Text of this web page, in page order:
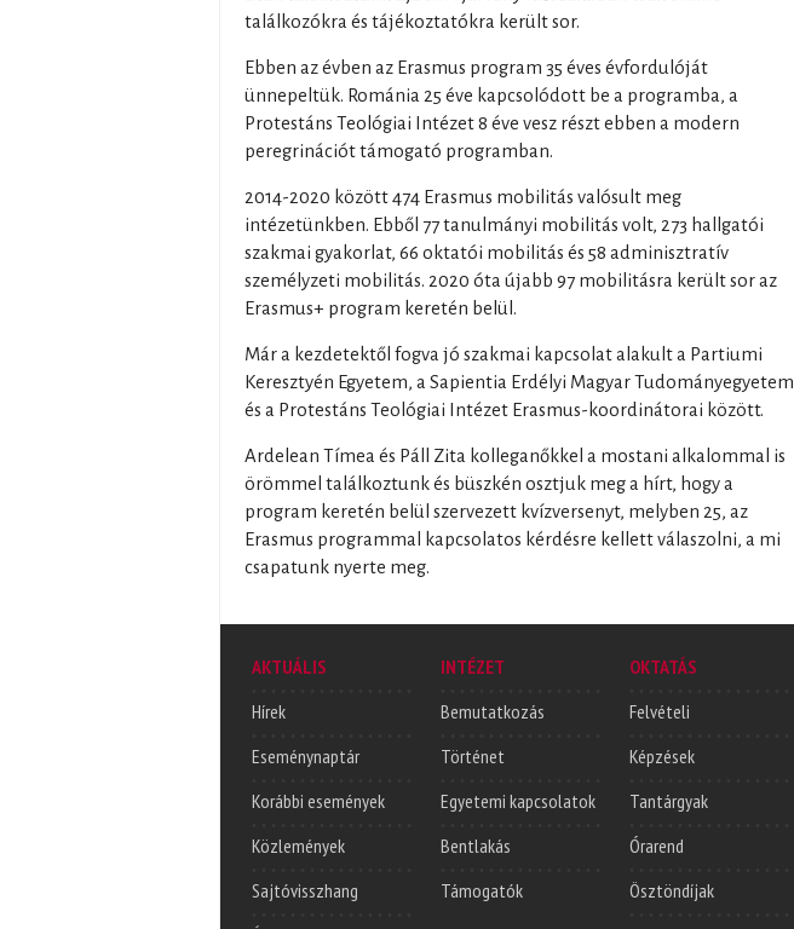
találkozókra és tájékoztatókra került sor.
Ebben az évben az Erasmus program 35 éves évfordulóját
ünnepeltük. Románia 25 éve kapcsolódott be a programba, a
Protestáns Teológiai Intézet 8 éve vesz részt ebben a modern
peregrinációt támogató programban.
2014-2020 között 474 Erasmus mobilitás valósult meg
intézetünkben. Ebből 77 tanulmányi mobilitás volt, 273 hallgatói
szakmai gyakorlat, 66 oktatói mobilitás és 58 adminisztratív
személyzeti mobilitás. 2020 óta újabb 97 mobilitásra került sor az
Erasmus+ program keretén belül.
Már a kezdetektől fogva jó szakmai kapcsolat alakult a Partiumi
Keresztyén Egyetem, a Sapientia Erdélyi Magyar Tudományegyetem
és a Protestáns Teológiai Intézet Erasmus-koordinátorai között.
Ardelean Tímea és Páll Zita kolleganőkkel a mostani alkalommal is
örömmel találkoztunk és büszkén osztjuk meg a hírt, hogy a
program keretén belül szervezett kvízversenyt, melyben 25, az
Erasmus programmal kapcsolatos kérdésre kellett válaszolni, a mi
csapatunk nyerte meg.
AKTUÁLIS
Hírek
Eseménynaptár
Korábbi események
Közlemények
Sajtóvisszhang
INTÉZET
Bemutatkozás
Történet
Egyetemi kapcsolatok
Bentlakás
Támogatók
OKTATÁS
Felvételi
Képzések
Tantárgyak
Órarend
Ösztöndíjak